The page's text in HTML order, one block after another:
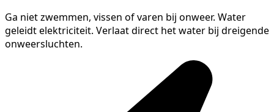
Ga niet zwemmen, vissen of varen bij onweer. Water
geleidt elektriciteit. Verlaat direct het water bij dreigende
onweersluchten.